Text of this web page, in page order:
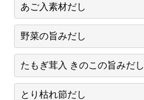
あご入素材だし
野菜の旨みだし
たもぎ茸入 きのこの旨みだし
とり枯れ節だし